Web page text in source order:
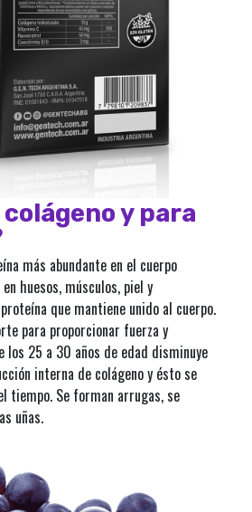
colágeno y para
más abundante en el cuerpo
huesos, músculos, piel y
que mantiene unido al cuerpo.
para proporcionar fuerza y
25 a 30 años de edad disminuye
interna de colágeno y ésto se
tiempo. Se forman arrugas, se
uñas.